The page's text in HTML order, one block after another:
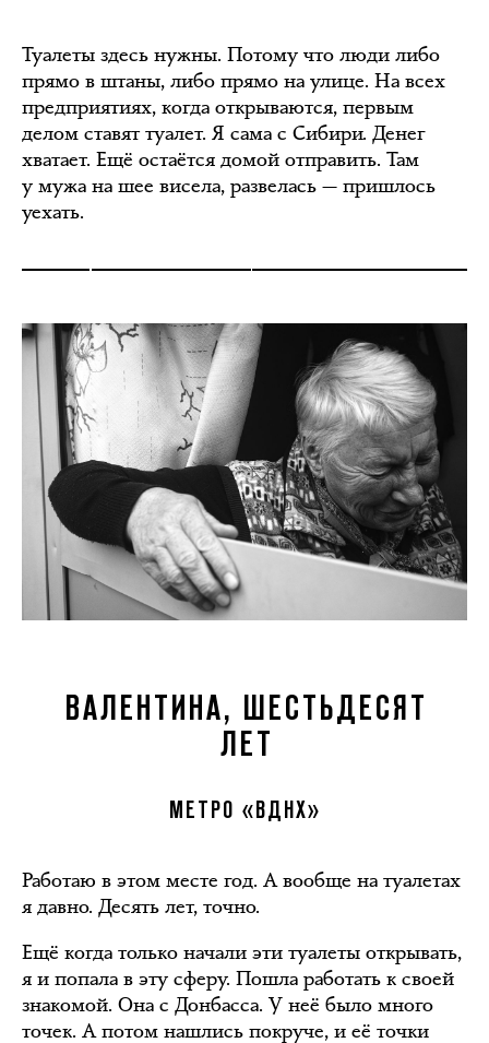
Туалеты здесь нужны. Потому что люди либо
прямо в штаны, либо прямо на улице. На всех
предприятиях, когда открываются, первым
делом ставят туалет. Я сама с Сибири. Денег
хватает. Ещё остаётся домой отправить. Там
у мужа на шее висела, развелась — пришлось
уехать.
ВАЛЕНТИНА, ШЕСТЬДЕСЯТ
ЛЕТ
МЕТРО «ВДНХ»
Работаю в этом месте год. А вообще на туалетах
я давно. Десять лет, точно.
Ещё когда только начали эти туалеты открывать,
я и попала в эту сферу. Пошла работать к своей
знакомой. Она с Донбасса. У неё было много
точек. А потом нашлись покруче, и её точки